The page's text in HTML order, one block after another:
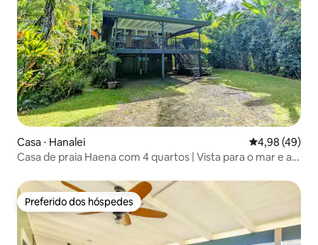
Casa ⋅ Hanalei 4,98 de uma
4,98 (49)
Casa de praia Haena com 4 quartos | Vista para o mar e a
Preferido dos hóspedes
Preferido dos hóspedes